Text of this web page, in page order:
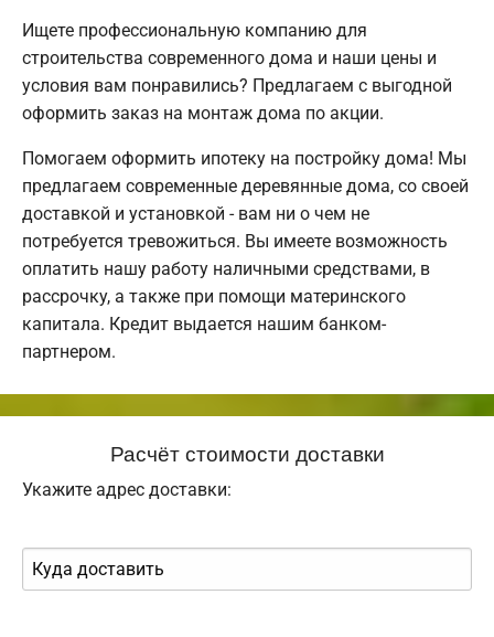
Ищете профессиональную компанию для
строительства современного дома и наши цены и
условия вам понравились? Предлагаем с выгодной
оформить заказ на монтаж дома по акции.
Помогаем оформить ипотеку на постройку дома! Мы
предлагаем современные деревянные дома, со своей
доставкой и установкой - вам ни о чем не
потребуется тревожиться. Вы имеете возможность
оплатить нашу работу наличными средствами, в
рассрочку, а также при помощи материнского
капитала. Кредит выдается нашим банком-
партнером.
Расчёт стоимости доставки
Укажите адрес доставки: